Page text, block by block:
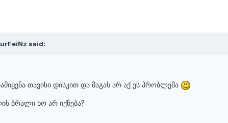
said:
თავისი დისკით და მაგას არ აქ ეს პრობლემა
ბრალი ხო არ იქნება?